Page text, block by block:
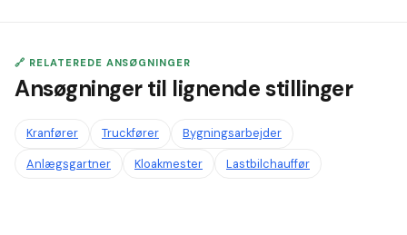
🔗 RELATEREDE ANSØGNINGER
Ansøgninger til lignende stillinger
Kranfører Truckfører
Bygningsarbejder
Anlægsgartner
Kloakmester Lastbilchauffør